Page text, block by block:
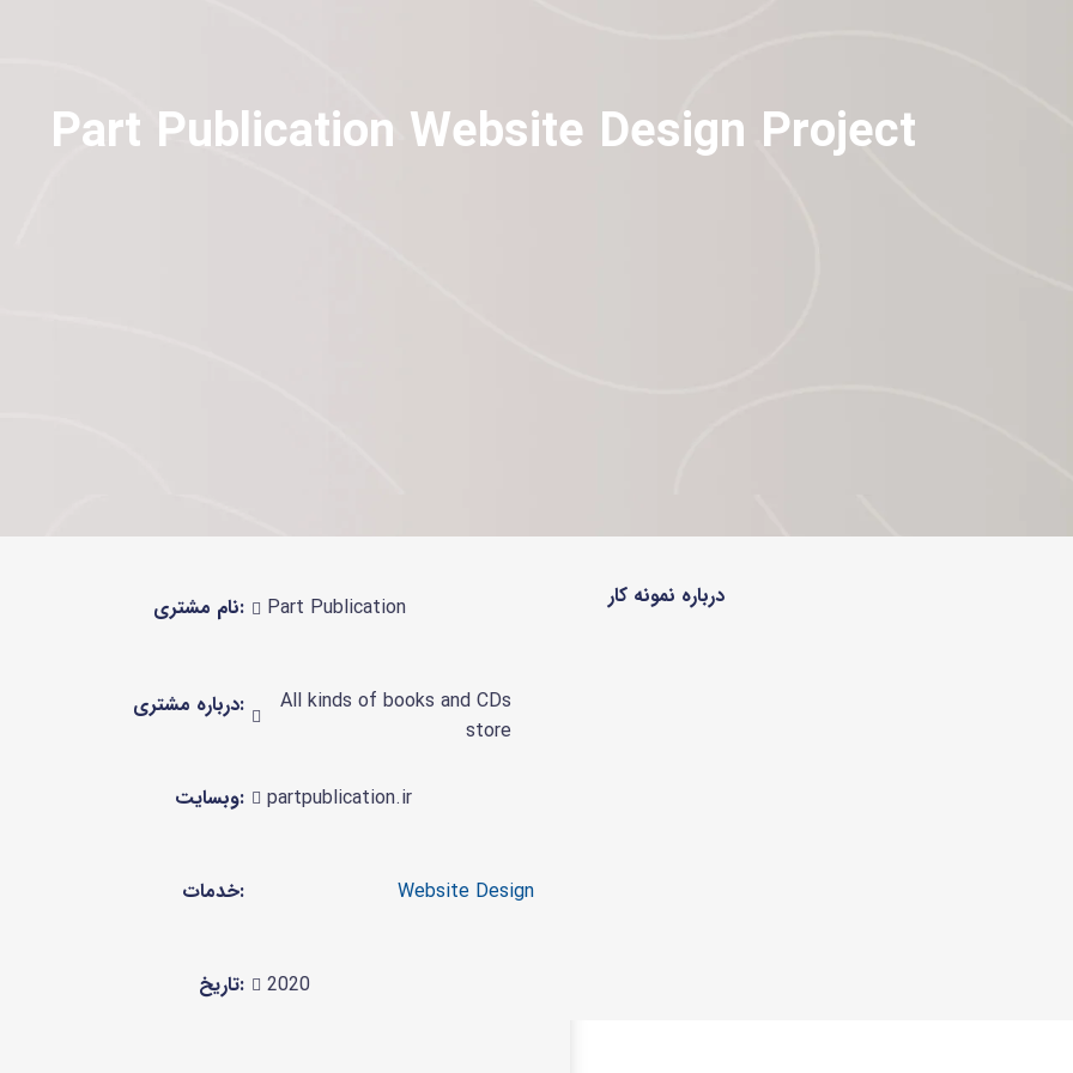
Part Publication Website Design Project
نام مشتری: Part Publication
درباره مشتری:
All kinds of books and CDs
store
وبسایت: partpublication.ir
خدمات:
تاریخ: 2020
درباره نمونه کار